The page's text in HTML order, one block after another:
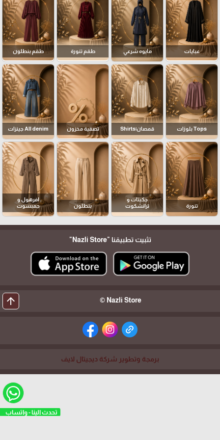
عبايات مايوه شرعي طقم تنورة طقم بنطلون
Tops بلوزات قمصان|Shirts تصفية مخزون All denim جينزات
تنورة
جكيتات و
ترانشكوت
بنطلون
افرهول و
جمبسوت
تثبيت تطبيقنا "Nazli Store"
Nazli Store ©
arrow_upward
برمجة وتطوير شركة ديجيتال لايف